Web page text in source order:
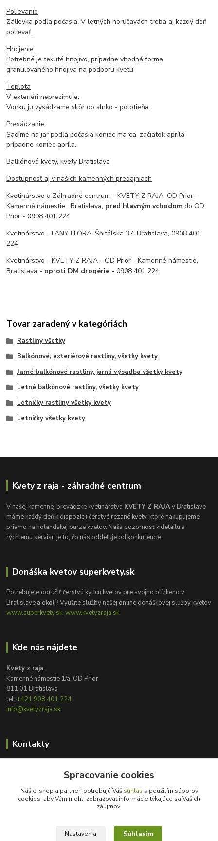
Polievanie
Zálievka podľa počasia. V letných horúčavách treba aj každý deň
polievať.
Hnojenie
Potrebné je tekuté hnojivo, prípadne vhodná forma
granulovaného hnojiva na podporu kvetu
Teplota
V exteriéri neprezimuje.
Vonku ju vysádzame skôr do slnko - polotieňa.
Presádzanie
Sadíme na jar podľa počasia koniec marca, začiatok apríla
prípadne koniec apríla.
Balkónové kvety, kvety Bratislava
Dostupnosť aj v naších kamenných predajniach
Kvetinárstvo a Záhradné centrum – KVETY Z RAJA, OD Prior -
Kamenné námestie , Bratislava, pred hlavným vchodom do OD
Prior - 0908 401 224
Kvetinárstvo - FANY FLORA, Špitálska 37, Bratislava, 0908 401
224
Kvetinárstvo - KVETY Z RAJA - OD Prior - Kamenné námestie,
Bratislava - oproti DM drogérie -0908 401 224
Tovar zaradený v kategóriách
Rastliny všetky
Balkónové, exteriérové rastliny, všetky kvety
Jarné balkónové rastliny, jarná výsadba všetky kvety
Letné balkónové rastliny, všetky kvety
Letničky rastliny všetky kvety
Letničky všetky kvety
Kvety z raja - záhradné centrum
V našej kamennej prevádzke kvetinárstva KVETY Z RAJAv Bratislave
máme každý deň k dispozícii čerstvé rezané kvety, ktoré nakupujeme
priamo na holandskej burze kvetov. Naša pozornosť k detailu a
rýchlemu servisu je to, čo nás oddeľuje od konkurencie.
Donáška kvetov superkvety.sk
Potrebujete doručiť čerstvú kyticu kvetov pre svojho blízkeho v
Bratislave a okolí? Využite služby našej online donáškovej služby kvetov
www.superkvety.sk, www.kvetyzraja.sk
Kde nás nájdete
Kvety z raja
Kamenné námestie 1/a, OD Prior
811 01 Bratislava
tel: +421 908 401 224
info@kvetyzraja.sk
Kontakty
+421 908 401 224
info@kvetyzraja.sk
Spracovanie cookies
Náš e-shop a partneri potrebujú Váš súhlas s použitím súborov
cookies, aby Vám mohli zobrazovať informácie týkajúce sa Vašich
záujmov.
Nastavenia Súhlasím